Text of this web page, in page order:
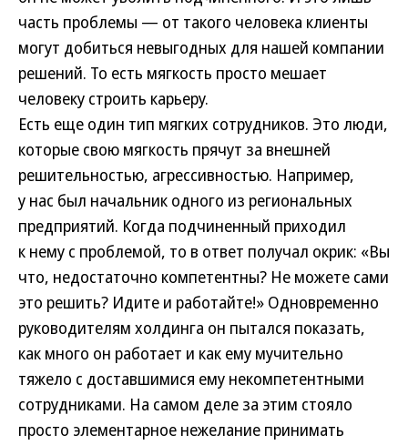
часть проблемы — от такого человека клиенты
могут добиться невыгодных для нашей компании
решений. То есть мягкость просто мешает
человеку строить карьеру.
Есть еще один тип мягких сотрудников. Это люди,
которые свою мягкость прячут за внешней
решительностью, агрессивностью. Например,
у нас был начальник одного из региональных
предприятий. Когда подчиненный приходил
к нему с проблемой, то в ответ получал окрик: «Вы
что, недостаточно компетентны? Не можете сами
это решить? Идите и работайте!» Одновременно
руководителям холдинга он пытался показать,
как много он работает и как ему мучительно
тяжело с доставшимися ему некомпетентными
сотрудниками. На самом деле за этим стояло
просто элементарное нежелание принимать